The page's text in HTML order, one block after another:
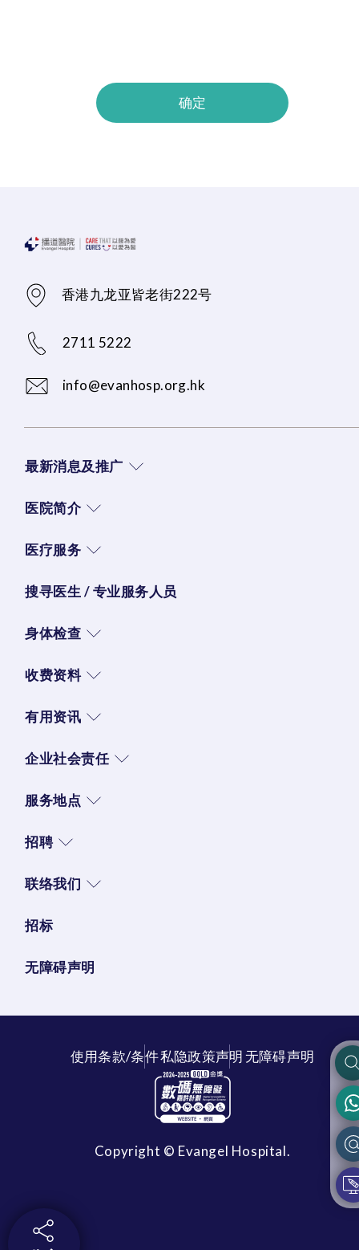
确定
香港九龙亚皆老街222号
2711 5222
info@evanhosp.org.hk
最新消息及推广
医院简介
医疗服务
搜寻医生 / 专业服务人员
身体检查
收费资料
有用资讯
企业社会责任
服务地点
招聘
联络我们
招标
无障碍声明
使用条款/条件私隐政策声明无障碍声明
Copyright © Evangel Hospital.